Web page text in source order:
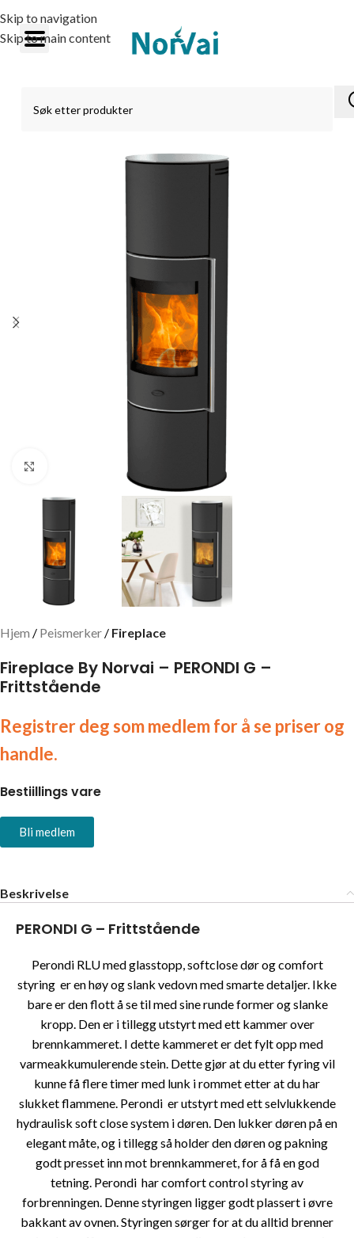
Skip to navigation
Skip to main content
Hjem Peismerker Fireplace
Fireplace By Norvai – PERONDI G –
Frittstående
Registrer deg som medlem for å se priser og
handle.
Bestiillings vare
Bli medlem
Beskrivelse
PERONDI G – Frittstående
Perondi RLU med glasstopp, softclose dør og comfort
styring er en høy og slank vedovn med smarte detaljer. Ikke
bare er den flott å se til med sine runde former og slanke
kropp. Den er i tillegg utstyrt med ett kammer over
brennkammeret. I dette kammeret er det fylt opp med
varmeakkumulerende stein. Dette gjør at du etter fyring vil
kunne få flere timer med lunk i rommet etter at du har
slukket flammene. Perondi er utstyrt med ett selvlukkende
hydraulisk soft close system i døren. Den lukker døren på en
elegant måte, og i tillegg så holder den døren og pakning
godt presset inn mot brennkammeret, for å få en god
tetning. Perondi har comfort control styring av
forbrenningen. Denne styringen ligger godt plassert i øvre
bakkant av ovnen. Styringen sørger for at du alltid brenner